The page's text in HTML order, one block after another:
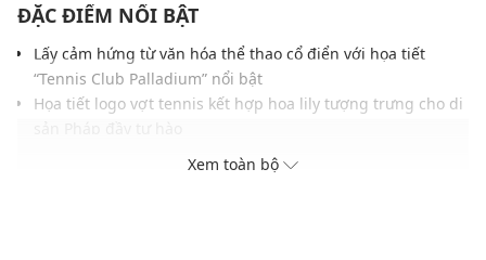
ĐẶC ĐIỂM NỔI BẬT
Lấy cảm hứng từ văn hóa thể thao cổ điển với họa tiết
“Tennis Club Palladium” nổi bật
Họa tiết logo vợt tennis kết hợp hoa lily tượng trưng cho di
Dòng chữ “Dare The Unknown” tôn vinh tinh thần khám
Xem toàn bộ